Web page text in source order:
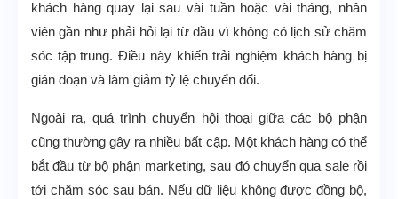
khách hàng quay lại sau vài tuần hoặc vài tháng, nhân
viên gần như phải hỏi lại từ đầu vì không có lịch sử chăm
sóc tập trung. Điều này khiến trải nghiệm khách hàng bị
gián đoạn và làm giảm tỷ lệ chuyển đổi.
Ngoài ra, quá trình chuyển hội thoại giữa các bộ phận
cũng thường gây ra nhiều bất cập. Một khách hàng có thể
bắt đầu từ bộ phận marketing, sau đó chuyển qua sale rồi
tới chăm sóc sau bán. Nếu dữ liệu không được đồng bộ,